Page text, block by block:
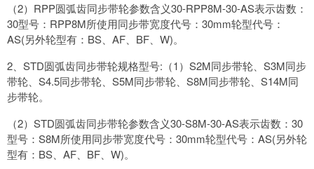
（2）RPP圆弧齿同步带轮参数含义30-RPP8M-30-AS表示齿数：
30型号：RPP8M所使用同步带宽度代号：30mm轮型代号：
AS(另外轮型有：BS、AF、BF、W)。
2、STD圆弧齿同步带轮规格型号:（1）S2M同步带轮、S3M同步
带轮、S4.5同步带轮、S5M同步带轮、S8M同步带轮、S14M同
步带轮。
（2）STD圆弧齿同步带轮参数含义30-S8M-30-AS表示齿数：30
型号：S8M所使用同步带宽度代号：30mm轮型代号：AS(另外轮
型有：BS、AF、BF、W)。